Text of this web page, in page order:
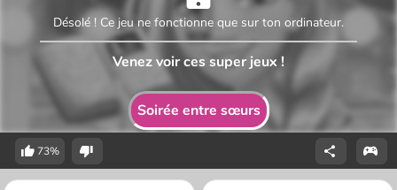
Soirée entre sœurs
Désolé ! Ce jeu ne fonctionne que sur ton ordinateur.
Venez voir ces super jeux !
73%